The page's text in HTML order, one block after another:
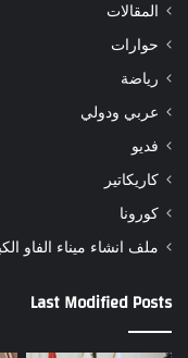
المقالات
حوارات
رياضة
عربي ودولي
فديو
كاريكاتير
كورونا
ملف انشاء ميناء الفاو
Last Modified Posts